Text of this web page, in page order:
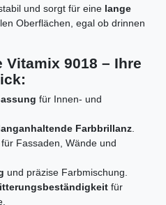
und sorgt für eine lange
Oberflächen, egal ob drinnen
9018 – Ihre
für Innen- und
Farbbrillanz
Fassaden, Wände und
und präzise Farbmischung.
für